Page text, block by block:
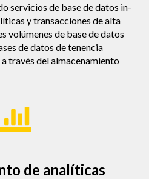
servicios de base de datos in-
y transacciones de alta
volúmenes de base de datos
de datos de tenencia
través del almacenamiento
de analíticas